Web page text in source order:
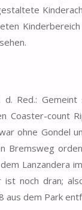
Red.: Gemeint
Coaster-count
ohne Gondel
Bremsweg
Lanzandera
ist noch dran;
aus dem Park